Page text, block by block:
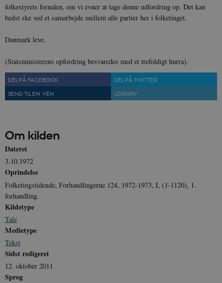
folkestyrets formåen, om vi evner at tage denne udfordring op. Det kan
bedst ske ved et samarbejde mellem alle partier her i folketinget.
Danmark leve.
(Statsministerens opfordring besvaredes med et trefoldigt hurra).
DEL PÅ FACEBOOK
DEL PÅ TWITTER
SEND TIL EN VEN
UDSKRIV
Om kilden
Dateret
3.10.1972
Oprindelse
Folketingstidende, Forhandlingerne 124, 1972-1973, I, (1-1120), 1.
forhandling.
Kildetype
Tale
Medietype
Tekst
Sidst redigeret
12. oktober 2011
Sprog